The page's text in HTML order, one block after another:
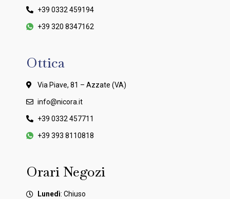
+39 0332 459194
+39 320 8347162
Ottica
Via Piave, 81 – Azzate (VA)
info@nicora.it
+39 0332 457711
+39 393 8110818
Orari Negozi
Lunedì: Chiuso